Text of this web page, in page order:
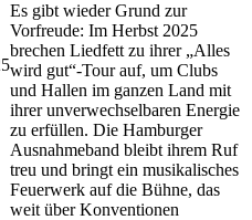
Es gibt wieder Grund zur
Vorfreude: Im Herbst 2025
brechen Liedfett zu ihrer „Alles
wird gut“-Tour auf, um Clubs
und Hallen im ganzen Land mit
ihrer unverwechselbaren Energie
zu erfüllen. Die Hamburger
Ausnahmeband bleibt ihrem Ruf
treu und bringt ein musikalisches
Feuerwerk auf die Bühne, das
weit über Konventionen